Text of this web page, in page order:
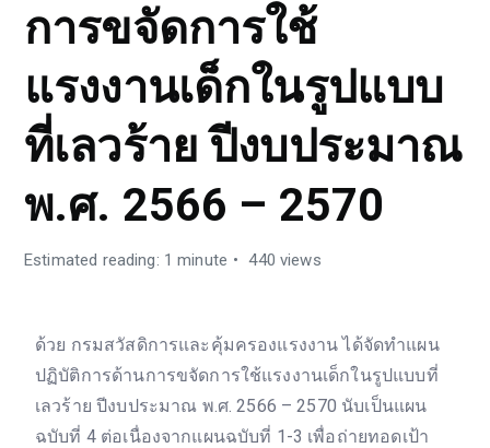
การขจัดการใช้
แรงงานเด็กในรูปแบบ
ที่เลวร้าย ปีงบประมาณ
พ.ศ. 2566 – 2570
Estimated reading: 1 minute 440 views
ด้วย กรมสวัสดิการและคุ้มครองแรงงาน ได้จัดทำแผน
ปฏิบัติการด้านการขจัดการใช้แรงงานเด็กในรูปแบบที่
เลวร้าย ปีงบประมาณ พ.ศ. 2566 – 2570 นับเป็นแผน
ฉบับที่ 4 ต่อเนื่องจากแผนฉบับที่ 1-3 เพื่อถ่ายทอดเป้า